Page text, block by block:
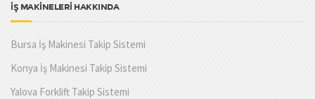
İŞ MAKİNELERİ HAKKINDA
Bursa İş Makinesi Takip Sistemi
Konya İş Makinesi Takip Sistemi
Yalova Forklift Takip Sistemi